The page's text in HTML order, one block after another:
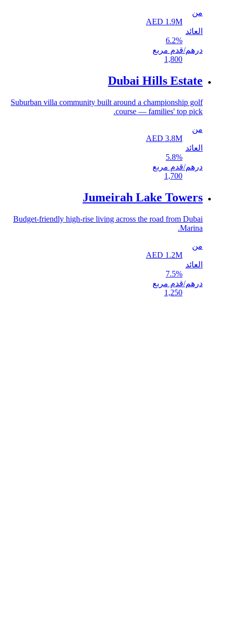
من
AED 1.9M
العائد
6.2%
درهم/قدم مربع
1,800
Dubai Hills Estate
Suburban villa community built around a championship golf
course — families' top pick.
من
AED 3.8M
العائد
5.8%
درهم/قدم مربع
1,700
Jumeirah Lake Towers
Budget-friendly high-rise living across the road from Dubai
Marina.
من
AED 1.2M
العائد
7.5%
درهم/قدم مربع
1,250